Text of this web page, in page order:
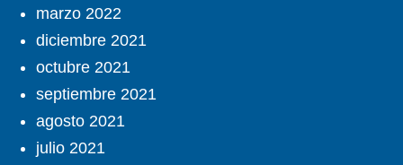
marzo 2022
diciembre 2021
octubre 2021
septiembre 2021
agosto 2021
julio 2021